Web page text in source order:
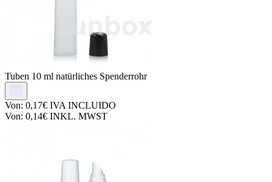
Tuben 10 ml natürliches Spenderrohr
Von: 0,17€ IVA INCLUIDO
Von: 0,14€ INKL. MWST